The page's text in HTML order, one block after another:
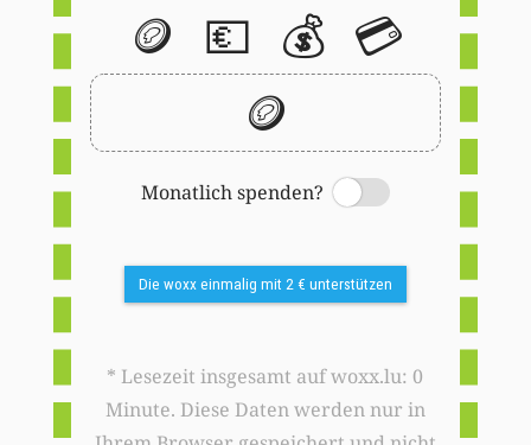
🪙 💶 💰 💳
🪙
Monatlich spenden?
Switch
Die woxx einmalig mit 2 € unterstützen
* Lesezeit insgesamt auf woxx.lu: 0
Minute. Diese Daten werden nur in